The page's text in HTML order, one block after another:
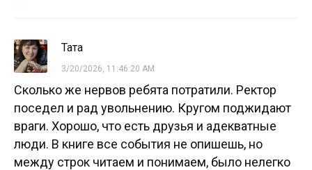
Тата
3/20/2026, 11:46:20 AM
Сколько же нервов ребята потратили. Ректор
поседел и рад увольнению. Кругом поджидают
враги. Хорошо, что есть друзья и адекватные
люди. В книге все события не опишешь, но
между строк читаем и понимаем, было нелегко